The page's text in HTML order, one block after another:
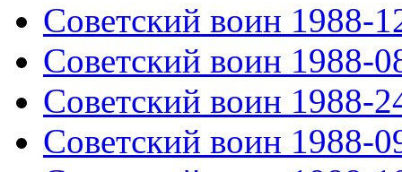
Советский воин 1988-
Советский воин 1988-
Советский воин 1988-
Советский воин 1988-